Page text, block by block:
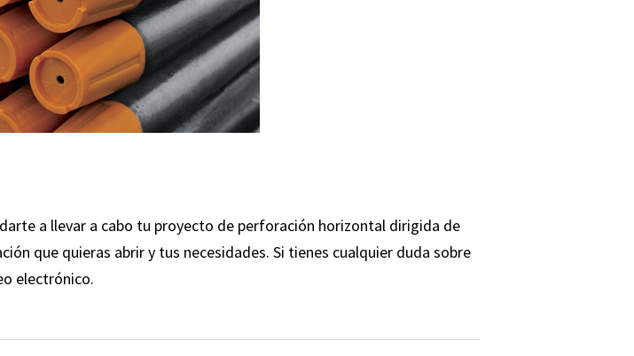
a llevar a cabo tu proyecto de perforación horizontal dirigida de
que quieras abrir y tus necesidades. Si tienes cualquier duda sobre
electrónico.